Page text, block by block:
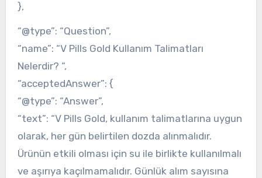
},
“@type”: “Question”,
“name”: “V Pills Gold Kullanım Talimatları
Nelerdir? “,
“acceptedAnswer”: {
“@type”: “Answer”,
“text”: “V Pills Gold, kullanım talimatlarına uygun
olarak, her gün belirtilen dozda alınmalıdır.
Ürünün etkili olması için su ile birlikte kullanılmalı
ve aşırıya kaçılmamalıdır. Günlük alım sayısına